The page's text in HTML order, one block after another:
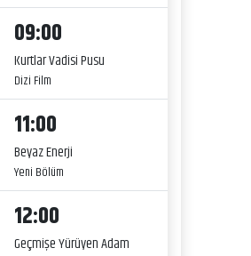
09:00
Kurtlar Vadisi Pusu
Dizi Film
11:00
Beyaz Enerji
Yeni Bölüm
12:00
Geçmişe Yürüyen Adam